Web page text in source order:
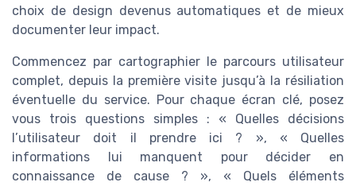
choix de design devenus automatiques et de mieux
documenter leur impact.
Commencez par cartographier le parcours utilisateur
complet, depuis la première visite jusqu’à la résiliation
éventuelle du service. Pour chaque écran clé, posez
vous trois questions simples : « Quelles décisions
l’utilisateur doit il prendre ici ? », « Quelles
informations lui manquent pour décider en
connaissance de cause ? », « Quels éléments